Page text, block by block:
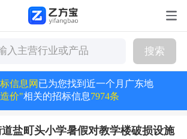
搜索
信息网 已为您找到近一个月广东地
价"相关的招标信息7974条
盐町头小学暑假对教学楼破损设施